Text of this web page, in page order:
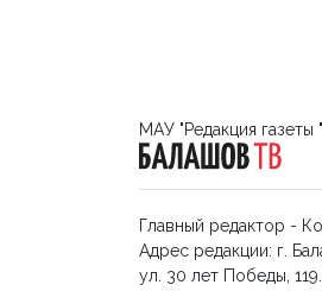
МАУ "Редакция газеты
Главный редактор -
Адрес редакции: г.
ул. 30 лет Победы, 119.